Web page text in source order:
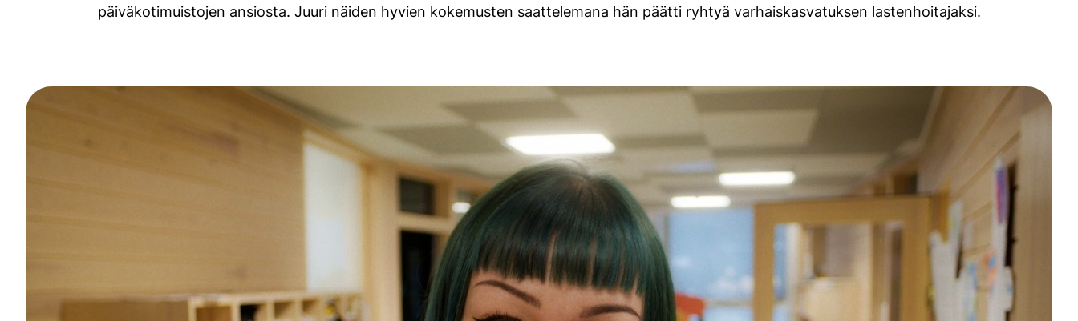
päiväkotimuistojen ansiosta. Juuri näiden hyvien kokemusten saattelemana hän päätti ryhtyä varhaiskasvatuksen lastenhoitajaksi.